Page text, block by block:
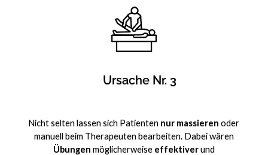
Ursache Nr. 3
Nicht selten lassen sich Patienten nur massieren oder
manuell beim Therapeuten bearbeiten. Dabei wären
Übungen möglicherweise effektiverund